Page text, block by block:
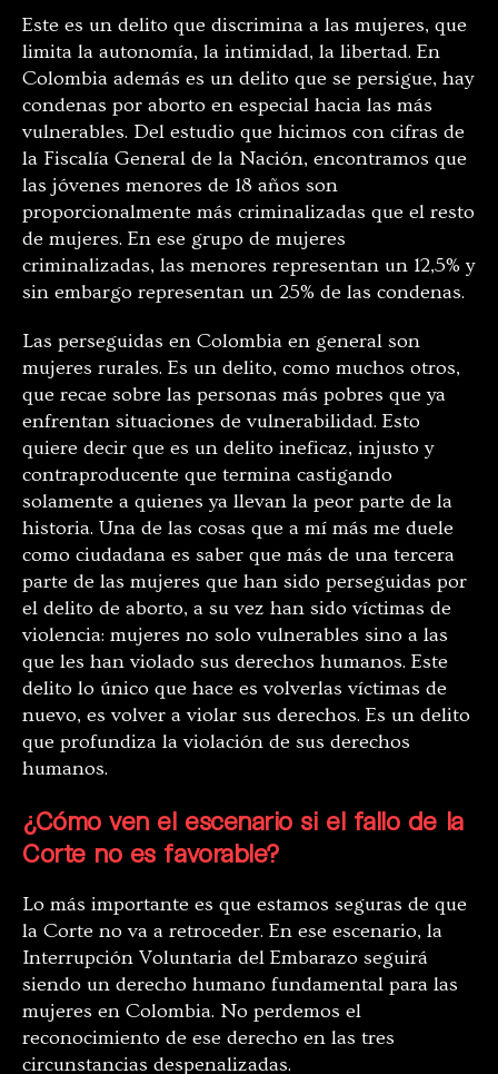
Este es un delito que discrimina a las mujeres, que
limita la autonomía, la intimidad, la libertad. En
Colombia además es un delito que se persigue, hay
condenas por aborto en especial hacia las más
vulnerables. Del estudio que hicimos con cifras de
la Fiscalía General de la Nación, encontramos que
las jóvenes menores de 18 años son
proporcionalmente más criminalizadas que el resto
de mujeres. En ese grupo de mujeres
criminalizadas, las menores representan un 12,5% y
sin embargo representan un 25% de las condenas.
Las perseguidas en Colombia en general son
mujeres rurales. Es un delito, como muchos otros,
que recae sobre las personas más pobres que ya
enfrentan situaciones de vulnerabilidad. Esto
quiere decir que es un delito ineficaz, injusto y
contraproducente que termina castigando
solamente a quienes ya llevan la peor parte de la
historia. Una de las cosas que a mí más me duele
como ciudadana es saber que más de una tercera
parte de las mujeres que han sido perseguidas por
el delito de aborto, a su vez han sido víctimas de
violencia: mujeres no solo vulnerables sino a las
que les han violado sus derechos humanos. Este
delito lo único que hace es volverlas víctimas de
nuevo, es volver a violar sus derechos. Es un delito
que profundiza la violación de sus derechos
humanos.
¿Cómo ven el escenario si el fallo de la
Corte no es favorable?
Lo más importante es que estamos seguras de que
la Corte no va a retroceder. En ese escenario, la
Interrupción Voluntaria del Embarazo seguirá
siendo un derecho humano fundamental para las
mujeres en Colombia. No perdemos el
reconocimiento de ese derecho en las tres
circunstancias despenalizadas.